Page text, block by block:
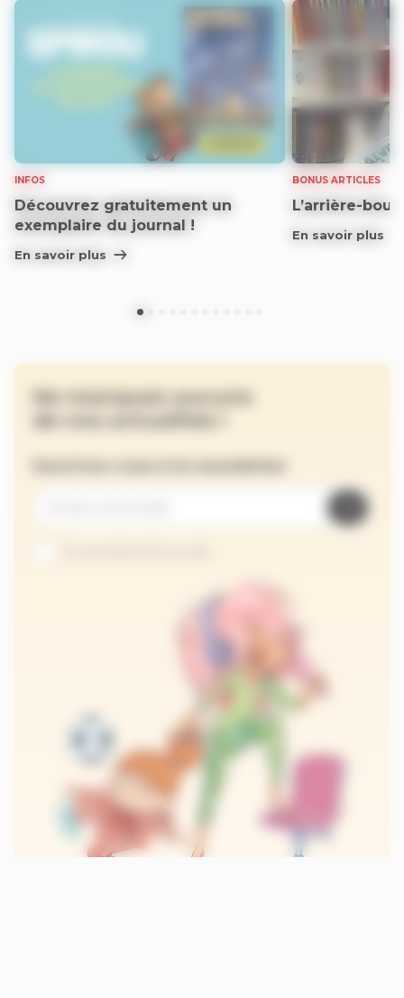
INFOS
Découvrez gratuitement un
exemplaire du journal !
En savoir plus
BONUS ARTICLES
L’arrière-
En savoir plus
Ne manquez aucune